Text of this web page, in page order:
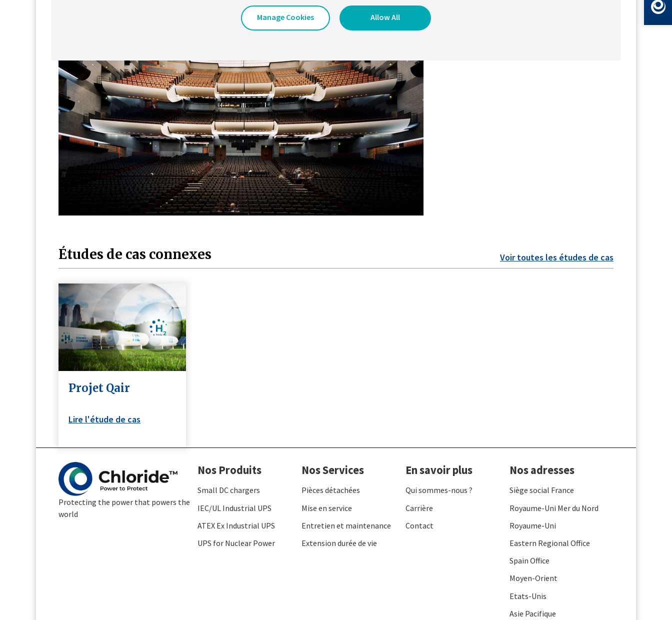
Études de cas connexes Voir toutes les études de cas
Projet Qair
Lire l'étude de cas
Protecting the power that powers the
world
Nos Produits
Small DC chargers
IEC/UL Industrial UPS
ATEX Ex Industrial UPS
UPS for Nuclear Power
Nos Services
Pièces détachées
Mise en service
Entretien et maintenance
Extension durée de vie
En savoir plus
Qui sommes-nous ?
Carrière
Contact
Nos adresses
Siège social France
Royaume-Uni Mer du Nord
Royaume-Uni
Eastern Regional Office
Spain Office
Moyen-Orient
Etats-Unis
Asie Pacifique
Manage Cookies Allow All